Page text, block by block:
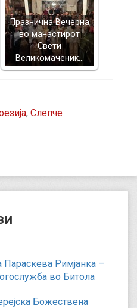
Празнична Вечерна
во манастирот
Свети
Великомаченик…
, Слепче
Римјанка –
во Битола
Божествена